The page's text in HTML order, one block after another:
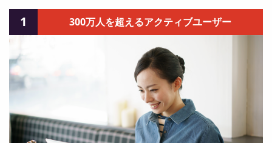
1 300万人を超えるアクティブユーザー